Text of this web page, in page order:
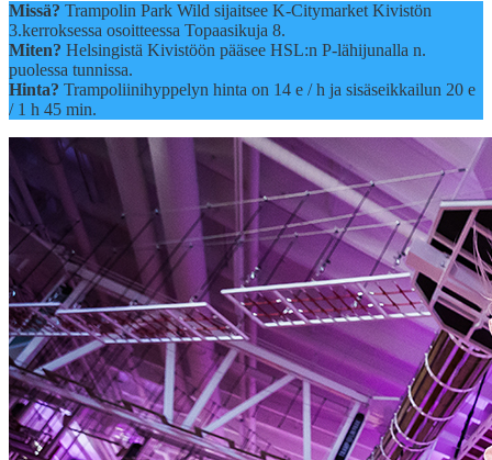
Missä? Trampolin Park Wild sijaitsee K-Citymarket Kivistön
3.kerroksessa osoitteessa Topaasikuja 8.
Miten? Helsingistä Kivistöön pääsee HSL:n P-lähijunalla n.
puolessa tunnissa.
Hinta? Trampoliinihyppelyn hinta on 14 e / h ja sisäseikkailun 20 e
/ 1 h 45 min.